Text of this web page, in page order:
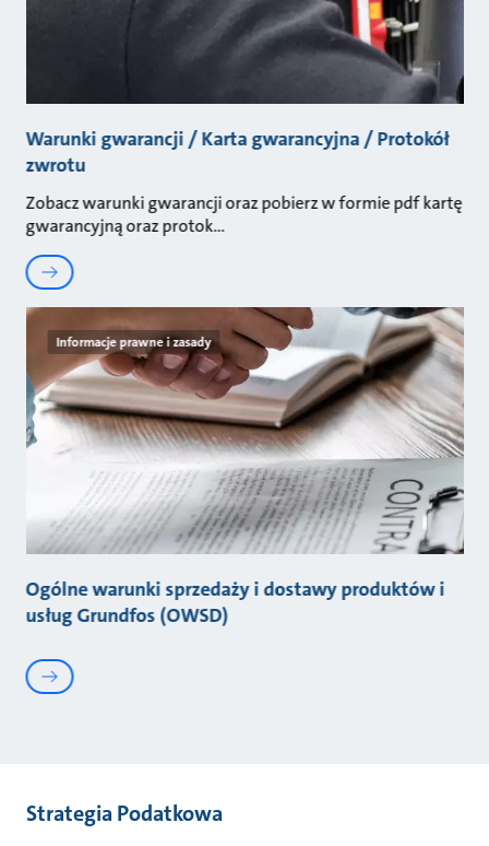
Warunki gwarancji / Karta gwarancyjna / Protokół
zwrotu
Zobacz warunki gwarancji oraz pobierz w formie pdf kartę
gwarancyjną oraz protok
Informacje prawne i zasady
Ogólne warunki sprzedaży i dostawy produktów i
usług Grundfos (OWSD)
Strategia Podatkowa